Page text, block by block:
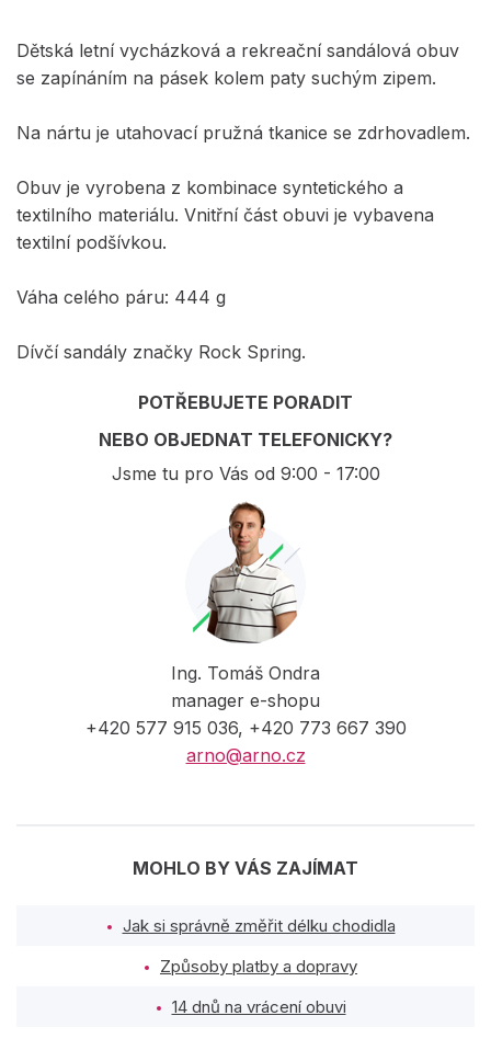
Dětská letní vycházková a rekreační sandálová obuv
se zapínáním na pásek kolem paty suchým zipem.
Na nártu je utahovací pružná tkanice se zdrhovadlem.
Obuv je vyrobena z kombinace syntetického a
textilního materiálu. Vnitřní část obuvi je vybavena
textilní podšívkou.
Váha celého páru: 444 g
Dívčí sandály značky Rock Spring.
POTŘEBUJETE PORADIT
NEBO OBJEDNAT TELEFONICKY?
Jsme tu pro Vás od 9:00 - 17:00
Ing. Tomáš Ondra
manager e-shopu
+420 577 915 036, +420 773 667 390
arno@arno.cz
MOHLO BY VÁS ZAJÍMAT
Jak si správně změřit délku chodidla
Způsoby platby a dopravy
14 dnů na vrácení obuvi